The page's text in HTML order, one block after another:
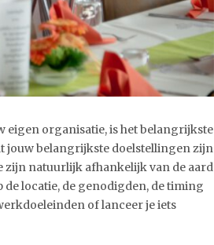
eigen organisatie, is het belangrijkste
jouw belangrijkste doelstellingen zijn
zijn natuurlijk afhankelijk van de aard
locatie, de genodigden, de timing
of lanceer je iets